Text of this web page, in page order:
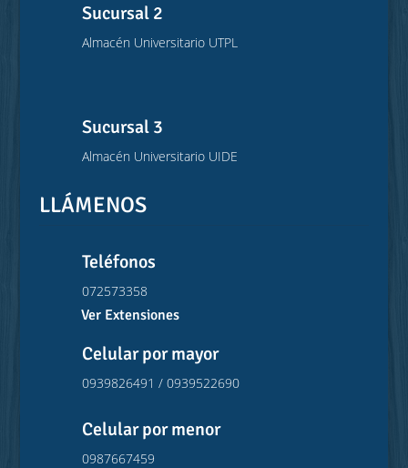
Sucursal 2
Almacén Universitario UTPL
Sucursal 3
Almacén Universitario UIDE
LLÁMENOS
Teléfonos
072573358
Ver Extensiones
Celular por mayor
0939826491 / 0939522690
Celular por menor
0987667459